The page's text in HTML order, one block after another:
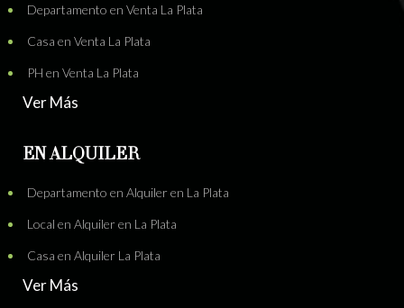
Departamento en Venta La Plata
Casa en Venta La Plata
PH en Venta La Plata
Ver Más
EN ALQUILER
Departamento en Alquiler en La Plata
Local en Alquiler en La Plata
Casa en Alquiler La Plata
Ver Más